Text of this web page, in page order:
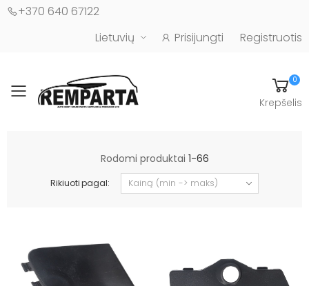
+370 640 67122
Lietuvių
Prisijungti Registruotis
Toggle mobile menu
0
Krepšelis
Rodomi produktai 1-66
Rikiuoti pagal: